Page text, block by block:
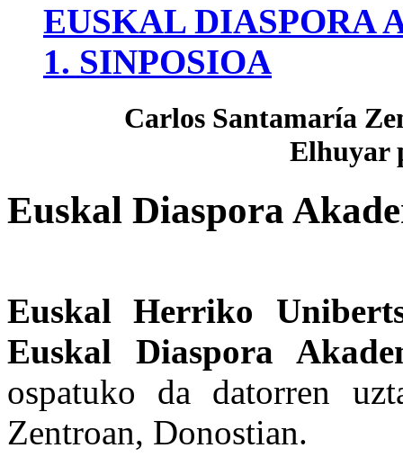
EUSKAL DIASPORA
1. SINPOSIOA
Carlos Santamaría
Elhuyar
Euskal Diaspora
Euskal Herriko
Euskal Diaspora
ospatuko da datorren
Zentroan, Donostian.